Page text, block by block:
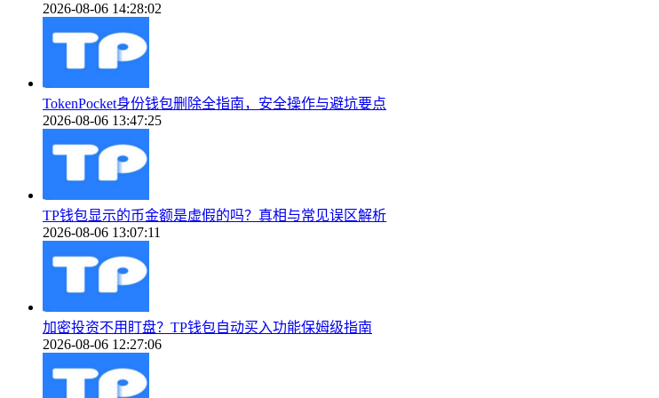
2026-08-06 14:28:02
TokenPocket身份钱包删除全指南，安全操作与避坑要点
2026-08-06 13:47:25
TP钱包显示的币金额是虚假的吗？真相与常见误区解析
2026-08-06 13:07:11
加密投资不用盯盘？TP钱包自动买入功能保姆级指南
2026-08-06 12:27:06